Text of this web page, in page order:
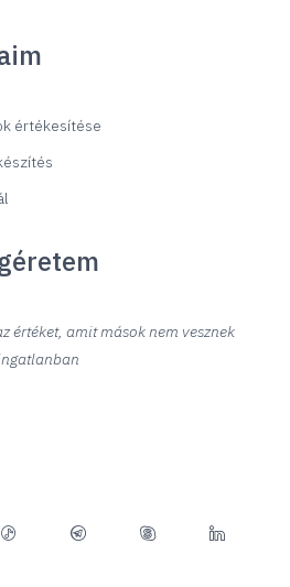
értékesítése
értéket, amit mások nem vesznek